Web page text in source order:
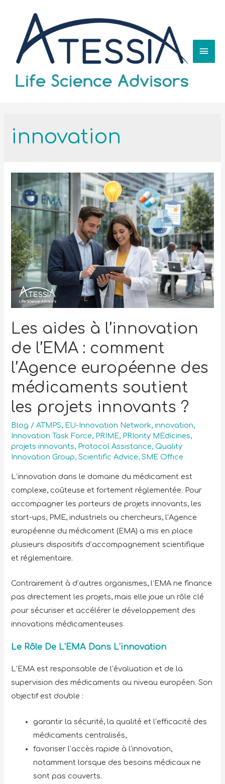
innovation
Les aides à l’innovation
de l’EMA : comment
l’Agence européenne des
médicaments soutient
les projets innovants ?
Blog /ATMPS, EU-Innovation Network,innovation,
Innovation Task Force, PRIME, PRIority MEdicines,
projets innovants, Protocol Assistance,Quality
Innovation Group,Scientific Advice,SME Office
L’innovation dans le domaine du médicament est
complexe, coûteuse et fortement réglementée. Pour
accompagner les porteurs de projets innovants, les
start-ups, PME, industriels ou chercheurs, l’Agence
européenne du médicament (EMA) a mis en place
plusieurs dispositifs d’accompagnement scientifique
et réglementaire.
Contrairement à d’autres organismes, l’EMA ne finance
pas directement les projets, mais elle joue un rôle clé
pour sécuriser et accélérer le développement des
innovations médicamenteuses.
Le Rôle De L’EMA Dans L’innovation
L’EMA est responsable de l’évaluation et de la
supervision des médicaments au niveau européen. Son
objectif est double :
garantir la sécurité, la qualité et l’efficacité des
médicaments centralisés,
favoriser l’accès rapide à l’innovation,
notamment lorsque des besoins médicaux ne
sont pas couverts.